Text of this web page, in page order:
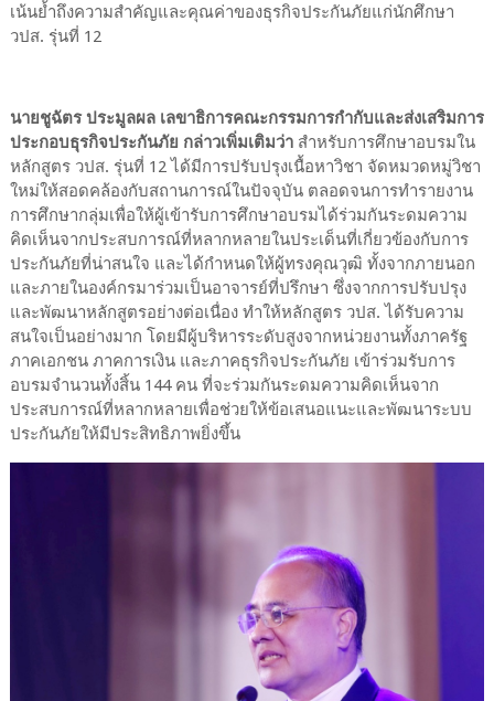
เน้นย้ำถึงความสำคัญและคุณค่าของธุรกิจประกันภัยแก่นักศึกษา
วปส. รุ่นที่ 12
นายชูฉัตร ประมูลผล เลขาธิการคณะกรรมการกำกับและส่งเสริมการ
ประกอบธุรกิจประกันภัย กล่าวเพิ่มเติมว่าสำหรับการศึกษาอบรมใน
หลักสูตร วปส. รุ่นที่ 12 ได้มีการปรับปรุงเนื้อหาวิชา จัดหมวดหมู่วิชา
ใหม่ให้สอดคล้องกับสถานการณ์ในปัจจุบัน ตลอดจนการทำรายงาน
การศึกษากลุ่มเพื่อให้ผู้เข้ารับการศึกษาอบรมได้ร่วมกันระดมความ
คิดเห็นจากประสบการณ์ที่หลากหลายในประเด็นที่เกี่ยวข้องกับการ
ประกันภัยที่น่าสนใจ และได้กำหนดให้ผู้ทรงคุณวุฒิ ทั้งจากภายนอก
และภายในองค์กรมาร่วมเป็นอาจารย์ที่ปรึกษา ซึ่งจากการปรับปรุง
และพัฒนาหลักสูตรอย่างต่อเนื่อง ทำให้หลักสูตร วปส. ได้รับความ
สนใจเป็นอย่างมาก โดยมีผู้บริหารระดับสูงจากหน่วยงานทั้งภาครัฐ
ภาคเอกชน ภาคการเงิน และภาคธุรกิจประกันภัย เข้าร่วมรับการ
อบรมจำนวนทั้งสิ้น 144 คน ที่จะร่วมกันระดมความคิดเห็นจาก
ประสบการณ์ที่หลากหลายเพื่อช่วยให้ข้อเสนอแนะและพัฒนาระบบ
ประกันภัยให้มีประสิทธิภาพยิ่งขึ้น